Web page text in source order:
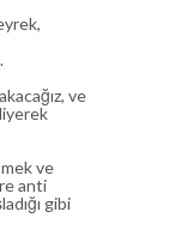
ve
ve
anti
gibi